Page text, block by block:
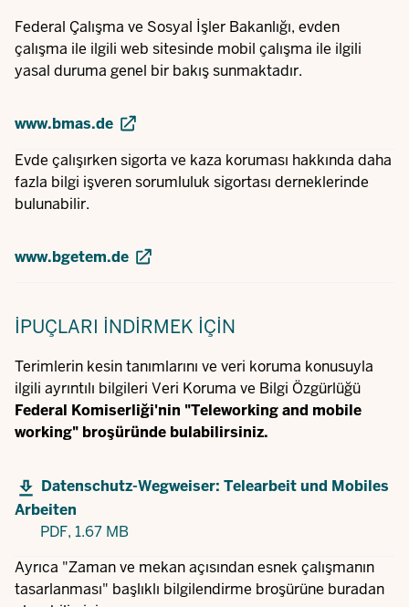
Federal Çalışma ve Sosyal İşler Bakanlığı, evden
çalışma ile ilgili web sitesinde mobil çalışma ile ilgili
yasal duruma genel bir bakış sunmaktadır.
www.bmas.de
Evde çalışırken sigorta ve kaza koruması hakkında daha
fazla bilgi işveren sorumluluk sigortası derneklerinde
bulunabilir.
www.bgetem.de
İPUÇLARI İNDIRMEK IÇIN
Terimlerin kesin tanımlarını ve veri koruma konusuyla
ilgili ayrıntılı bilgileri Veri Koruma ve Bilgi Özgürlüğü
Federal Komiserliği'nin "Teleworking and mobile
working" broşüründe bulabilirsiniz.
Datenschutz-Wegweiser: Telearbeit und Mobiles
Arbeiten
PDF, 1.67 MB
Ayrıca "Zaman ve mekan açısından esnek çalışmanın
tasarlanması" başlıklı bilgilendirme broşürüne buradan